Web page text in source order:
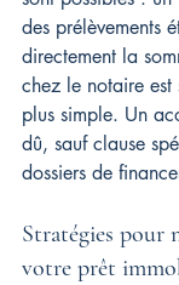
des prélèvements
directement la
chez le notaire
plus simple. Un
dû, sauf clause
dossiers de
Stratégies pour
votre prêt